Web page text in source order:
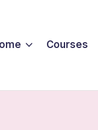
Courses